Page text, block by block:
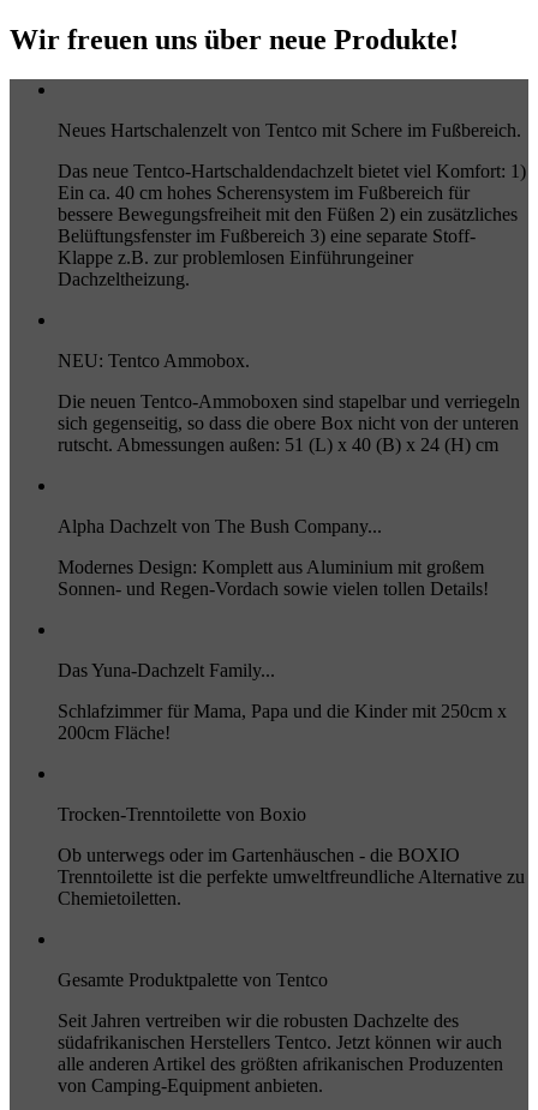
Wir freuen uns über neue Produkte!
Neues Hartschalenzelt von Tentco mit Schere im Fußbereich.
Das neue Tentco-Hartschaldendachzelt bietet viel Komfort: 1)
Ein ca. 40 cm hohes Scherensystem im Fußbereich für
bessere Bewegungsfreiheit mit den Füßen 2) ein zusätzliches
Belüftungsfenster im Fußbereich 3) eine separate Stoff-
Klappe z.B. zur problemlosen Einführungeiner
Dachzeltheizung.
NEU: Tentco Ammobox.
Die neuen Tentco-Ammoboxen sind stapelbar und verriegeln
sich gegenseitig, so dass die obere Box nicht von der unteren
rutscht. Abmessungen außen: 51 (L) x 40 (B) x 24 (H) cm
Alpha Dachzelt von The Bush Company...
Modernes Design: Komplett aus Aluminium mit großem
Sonnen- und Regen-Vordach sowie vielen tollen Details!
Das Yuna-Dachzelt Family...
Schlafzimmer für Mama, Papa und die Kinder mit 250cm x
200cm Fläche!
Trocken-Trenntoilette von Boxio
Ob unterwegs oder im Gartenhäuschen - die BOXIO
Trenntoilette ist die perfekte umweltfreundliche Alternative zu
Chemietoiletten.
Gesamte Produktpalette von Tentco
Seit Jahren vertreiben wir die robusten Dachzelte des
südafrikanischen Herstellers Tentco. Jetzt können wir auch
alle anderen Artikel des größten afrikanischen Produzenten
von Camping-Equipment anbieten.